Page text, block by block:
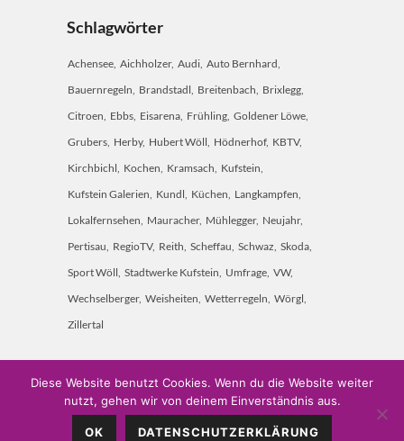
Schlagwörter
Achensee Aichholzer Audi Auto Bernhard
Bauernregeln Brandstadl Breitenbach Brixlegg
Citroen Ebbs Eisarena Frühling Goldener Löwe
Grubers Herby Hubert Wöll Hödnerhof KBTV
Kirchbichl Kochen Kramsach Kufstein
Kufstein Galerien Kundl Küchen Langkampfen
Lokalfernsehen Mauracher Mühlegger Neujahr
Pertisau RegioTV Reith Scheffau Schwaz Skoda
Sport Wöll Stadtwerke Kufstein Umfrage VW
Wechselberger Weisheiten Wetterregeln Wörgl
Zillertal
Weitschön 60 • A-6250 Kundl • Mobil: 0660 7451 000 •
Diese Website benutzt Cookies. Wenn du die Website weiter
nutzt, gehen wir von deinem Einverständnis aus.
OK DATENSCHUTZERKLÄRUNG